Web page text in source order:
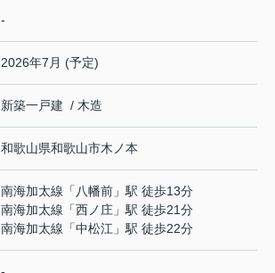
-
2026年7月 (予定)
新築一戸建 / 木造
和歌山県和歌山市木ノ本
南海加太線 「 八幡前 」駅 徒歩13分
南海加太線 「西ノ庄 」駅 徒歩21分
南海加太線 「中松江 」駅 徒歩22分